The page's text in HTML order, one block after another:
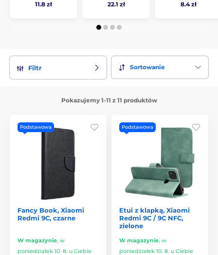
11.8 zł
22.1 zł
8.4 zł
Filtr Sortowanie
Pokazujemy 1-11 z 11 produktów
Podstawowa
Fancy Book, Xiaomi
Redmi 9C, czarne
W magazynie, w
poniedziałek 10. 8. u Ciebie
Podstawowa
Etui z klapką, Xiaomi
Redmi 9C / 9C NFC,
zielone
W magazynie, w
poniedziałek 10. 8. u Ciebie